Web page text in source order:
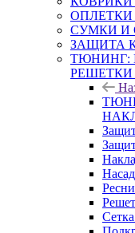
ОПЛЕТКИ
СУМКИ И
ЗАЩИТА
ТЮНИНГ:
РЕШЕТКИ